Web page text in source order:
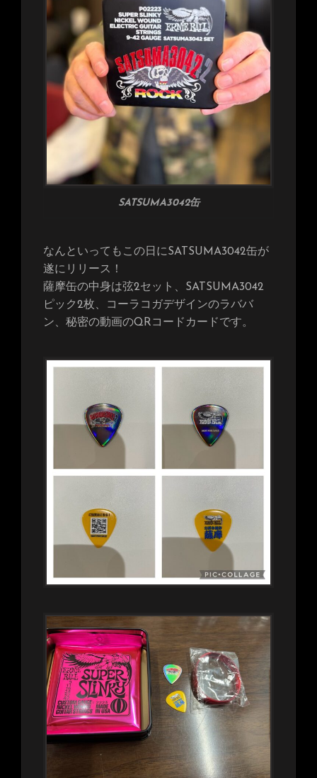
SATSUMA3042缶
なんといってもこの日にSATSUMA3042缶が
遂にリリース！
薩摩缶の中身は弦2セット、SATSUMA3042
ピック2枚、コーラコガデザインのラババ
ン、秘密の動画のQRコードカードです。